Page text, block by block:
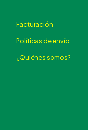
Facturación
Políticas de envío
¿Quiénes somos?